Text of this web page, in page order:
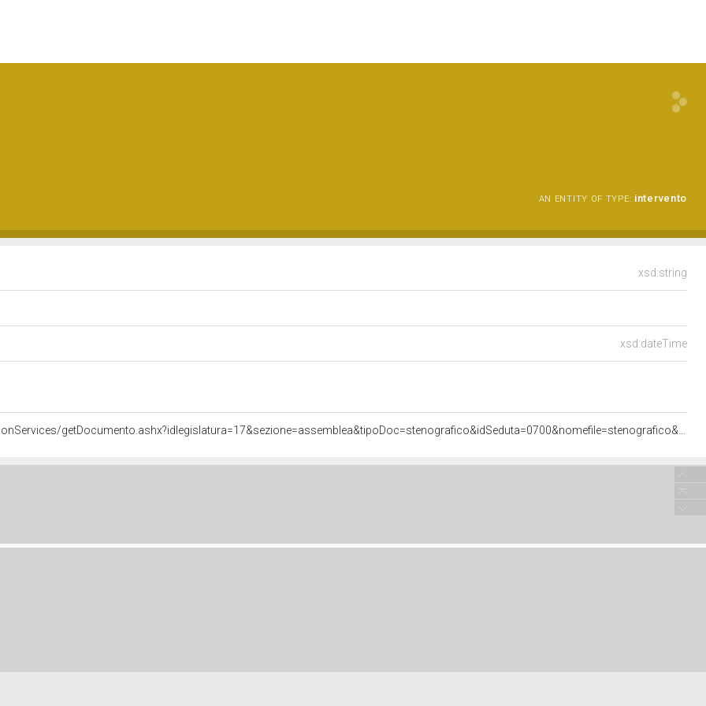
AN ENTITY OF TYPE: intervento
xsd:string
xsd:dateTime